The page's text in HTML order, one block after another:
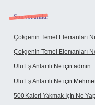
Son yorumlar
Çokgenin Temel Elemanları
Çokgenin Temel Elemanları
Ulu Eş Anlamlı Ne için admin
Ulu Eş Anlamlı Ne için Mehmet
500 Kalori Yakmak Için Ne